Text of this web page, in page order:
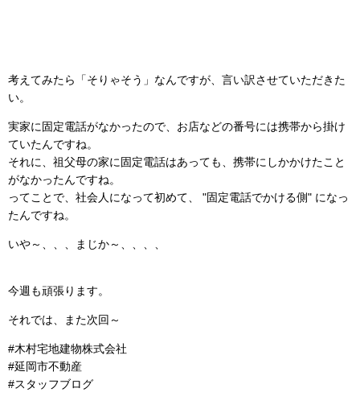
考えてみたら「そりゃそう」なんですが、言い訳させていただきた
い。
実家に固定電話がなかったので、お店などの番号には携帯から掛け
ていたんですね。
それに、祖父母の家に固定電話はあっても、携帯にしかかけたこと
がなかったんですね。
ってことで、社会人になって初めて、 "固定電話でかける側" になっ
たんですね。
いや～、、、まじか～、、、、
今週も頑張ります。
それでは、また次回～
#木村宅地建物株式会社
#延岡市不動産
#スタッフブログ